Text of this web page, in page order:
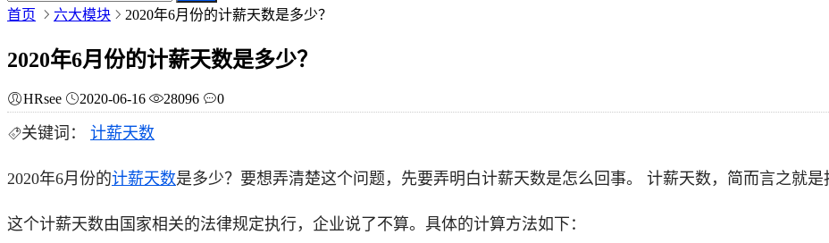
首页 六大模块 2020年6月份的计薪天数是多少？
2020年6月份的计薪天数是多少？
HRsee 2020-06-16 28096 0
关键词： 计薪天数
2020年6月份的计薪天数是多少？要想弄清楚这个问题，先要弄明白计薪天数是怎么回事。 计薪天数，简而言之就是
这个计薪天数由国家相关的法律规定执行，企业说了不算。具体的计算方法如下：